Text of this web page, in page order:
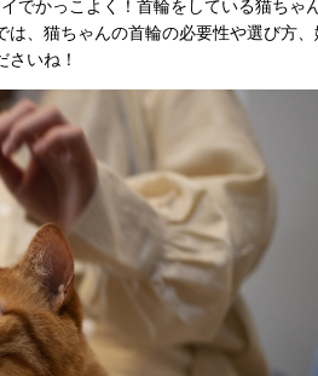
でかっこよく！首輪をしている猫ち
、猫ちゃんの首輪の必要性や選び方
いね！